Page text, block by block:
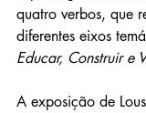
quatro verbos, que
diferentes eixos
Educar, Construir e
A exposição de